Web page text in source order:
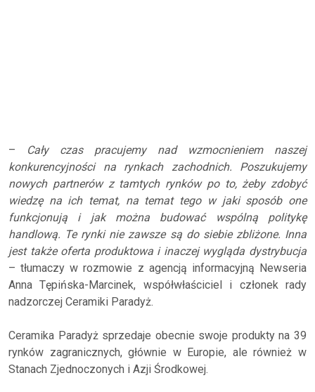
–
Cały czas pracujemy nad wzmocnieniem naszej
konkurencyjności na rynkach zachodnich. Poszukujemy
nowych partnerów z tamtych rynków po to, żeby zdobyć
wiedzę na ich temat, na temat tego w jaki sposób one
funkcjonują i jak można budować wspólną politykę
handlową. Te rynki nie zawsze są do siebie zbliżone. Inna
jest także oferta produktowa i inaczej wygląda dystrybucja
– tłumaczy w rozmowie z agencją informacyjną Newseria
Anna Tępińska-Marcinek, współwłaściciel i członek rady
nadzorczej Ceramiki Paradyż.
Ceramika Paradyż sprzedaje obecnie swoje produkty na 39
rynków zagranicznych, głównie w Europie, ale również w
Stanach Zjednoczonych i Azji Środkowej.